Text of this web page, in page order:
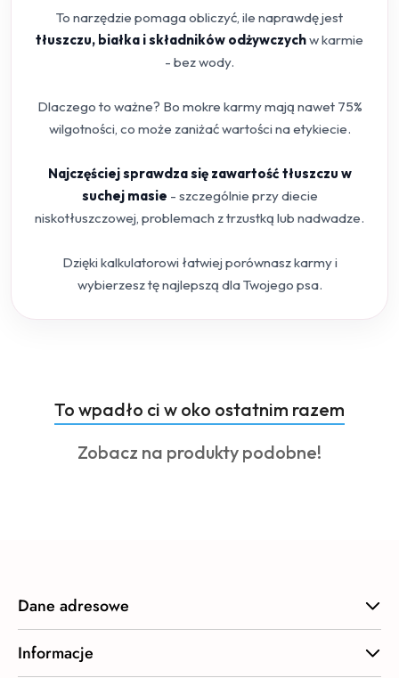
To narzędzie pomaga obliczyć, ile naprawdę jest
tłuszczu, białka i składników odżywczychw karmie
- bez wody.
Dlaczego to ważne? Bo mokre karmy mają nawet 75%
wilgotności, co może zaniżać wartości na etykiecie.
Najczęściej sprawdza się zawartość tłuszczu w
suchej masie - szczególnie przy diecie
niskotłuszczowej, problemach z trzustką lub nadwadze.
Dzięki kalkulatorowi łatwiej porównasz karmy i
wybierzesz tę najlepszą dla Twojego psa.
Pomiń karuzelę produktów
Produkty
o
statusie:
To wpadło ci w oko ostatnim razem
Produkty
Zobacz na produkty podobne!
Dane adresowe
Informacje